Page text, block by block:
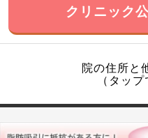
クリニック
院の住所と
（タッ